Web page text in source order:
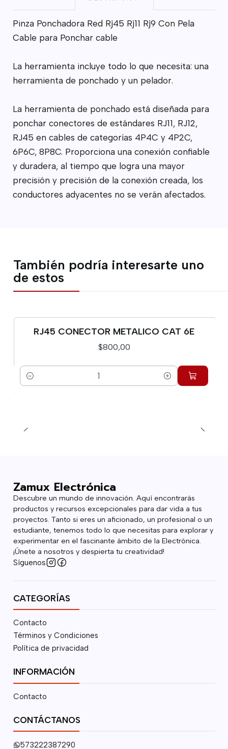
Pinza Ponchadora Red Rj45 Rj11 Rj9 Con Pela
Cable para Ponchar cable
La herramienta incluye todo lo que necesita: una
herramienta de ponchado y un pelador.
La herramienta de ponchado está diseñada para
ponchar conectores de estándares RJ11, RJ12,
RJ45 en cables de categorías 4P4C y 4P2C,
6P6C, 8P8C. Proporciona una conexión confiable
y duradera, al tiempo que logra una mayor
precisión y precisión de la conexión creada, los
conductores adyacentes no se verán afectados.
También podría interesarte uno
de estos
RJ45 CONECTOR METALICO CAT 6E
$800,00
Cantidad
Zamux Electrónica
Descubre un mundo de innovación. Aquí encontrarás
productos y recursos excepcionales para dar vida a tus
proyectos. Tanto si eres un aficionado, un profesional o un
estudiante, tenemos todo lo que necesitas para explorar y
experimentar en el fascinante ámbito de la Electrónica.
¡Únete a nosotros y despierta tu creatividad!
Síguenos
CATEGORÍAS
Contacto
Términos y Condiciones
Política de privacidad
INFORMACIÓN
Contacto
CONTÁCTANOS
573222387290